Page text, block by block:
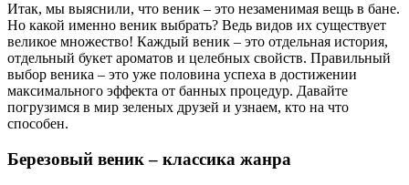
Итак, мы выяснили, что веник – это незаменимая вещь в бане.
Но какой именно веник выбрать? Ведь видов их существует
великое множество! Каждый веник – это отдельная история,
отдельный букет ароматов и целебных свойств. Правильный
выбор веника – это уже половина успеха в достижении
максимального эффекта от банных процедур. Давайте
погрузимся в мир зеленых друзей и узнаем, кто на что
способен.
Березовый веник – классика жанра